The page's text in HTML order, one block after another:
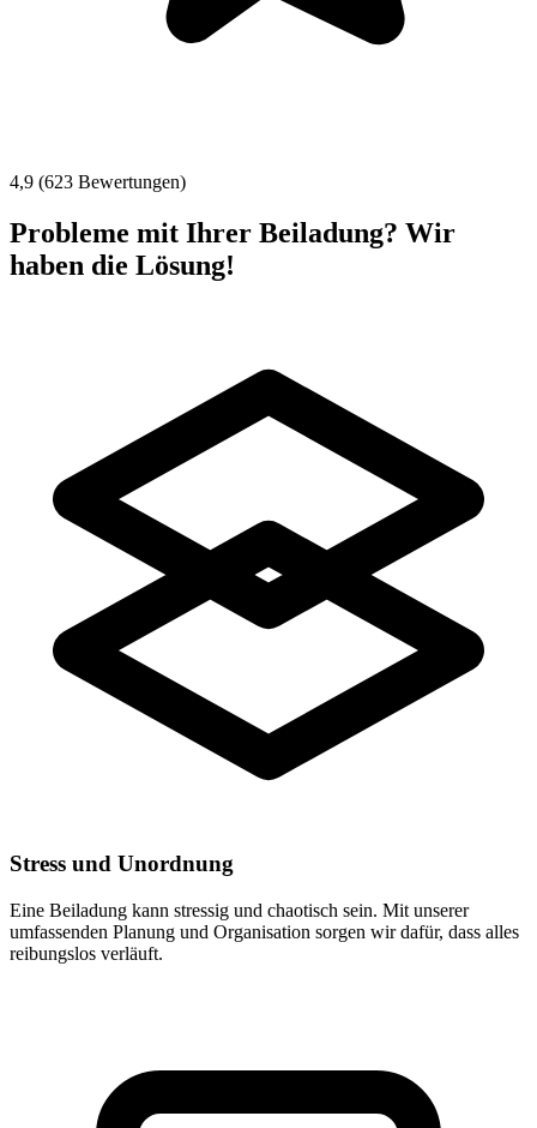
4,9 (623 Bewertungen)
Probleme mit Ihrer Beiladung? Wir
haben die Lösung!
Stress und Unordnung
Eine Beiladung kann stressig und chaotisch sein. Mit unserer
umfassenden Planung und Organisation sorgen wir dafür, dass alles
reibungslos verläuft.